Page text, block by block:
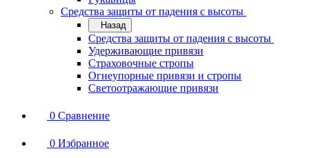
Средства защиты от падения с высоты
Назад
Средства защиты от падения с высоты
Удерживающие привязи
Страховочные стропы
Огнеупорные привязи и стропы
Светоотражающие привязи
0 Сравнение
0 Избранное